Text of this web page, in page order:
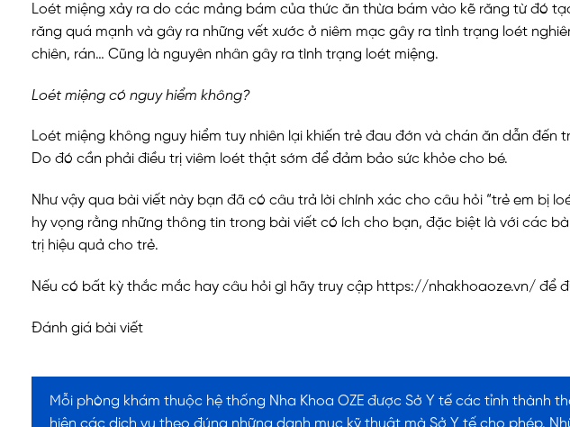
Loét miệng xảy ra do các mảng bám của thức ăn thừa bám vào kẽ răng từ đó
răng quá mạnh và gây ra những vết xước ở niêm mạc gây ra tình trạng loét
chiên, rán… Cũng là nguyên nhân gây ra tình trạng loét miệng.
Loét miệng có nguy hiểm không?
Loét miệng không nguy hiểm tuy nhiên lại khiến trẻ đau đớn và chán ăn dẫn
Do đó cần phải điều trị viêm loét thật sớm để đảm bảo sức khỏe cho bé.
Như vậy qua bài viết này bạn đã có câu trả lời chính xác cho câu hỏi “trẻ em bị
hy vọng rằng những thông tin trong bài viết có ích cho bạn, đặc biệt là với các
trị hiệu quả cho trẻ.
Nếu có bất kỳ thắc mắc hay câu hỏi gì hãy truy cập https://nhakhoaoze.vn/ để
Đánh giá bài viết
Mỗi phòng khám thuộc hệ thống Nha Khoa OZE được Sở Y tế các tỉnh thành
hiện các dịch vụ theo đúng những danh mục kỹ thuật mà Sở Y tế cho phép.